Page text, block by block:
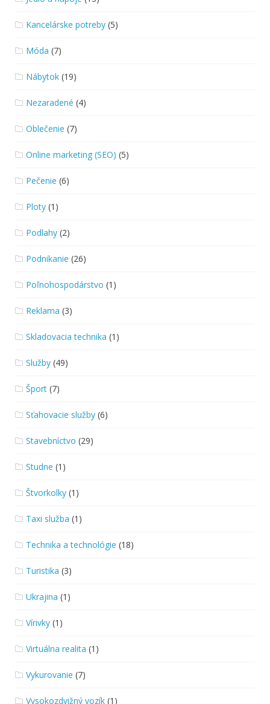
Kancelárske potreby (5)
Móda (7)
Nábytok (19)
Nezaradené (4)
Oblečenie (7)
Online marketing (SEO) (5)
Pečenie (6)
Ploty (1)
Podlahy (2)
Podnikanie (26)
Poľnohospodárstvo (1)
Reklama (3)
Skladovacia technika (1)
Služby (49)
Šport (7)
Sťahovacie služby (6)
Stavebníctvo (29)
Studne (1)
Štvorkolky (1)
Taxi služba (1)
Technika a technológie (18)
Turistika (3)
Ukrajina (1)
Vírivky (1)
Virtuálna realita (1)
Vykurovanie (7)
Vysokozdvižný vozík (1)